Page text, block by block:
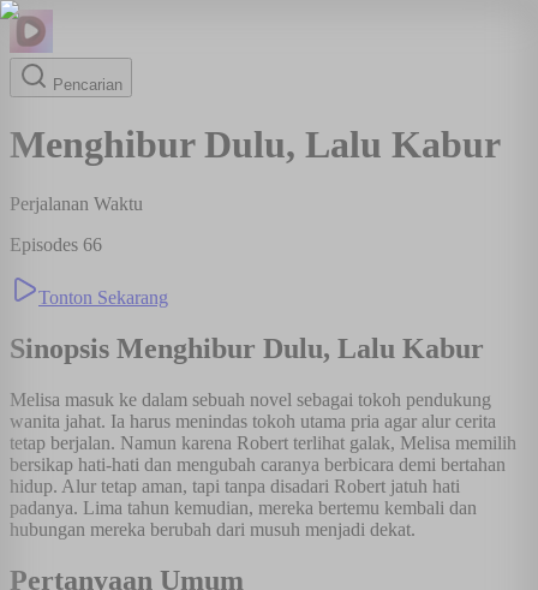
Pencarian
Menghibur Dulu, Lalu Kabur
Perjalanan Waktu
Episodes 66
Tonton Sekarang
Sinopsis Menghibur Dulu, Lalu Kabur
Melisa masuk ke dalam sebuah novel sebagai tokoh pendukung
wanita jahat. Ia harus menindas tokoh utama pria agar alur cerita
tetap berjalan. Namun karena Robert terlihat galak, Melisa memilih
bersikap hati-hati dan mengubah caranya berbicara demi bertahan
hidup. Alur tetap aman, tapi tanpa disadari Robert jatuh hati
padanya. Lima tahun kemudian, mereka bertemu kembali dan
hubungan mereka berubah dari musuh menjadi dekat.
Pertanyaan Umum